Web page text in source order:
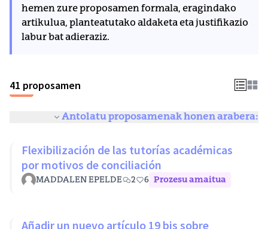
hemen zure proposamen formala, eragindako
artikulua, planteatutako aldaketa eta justifikazio
labur bat adieraziz.
41 proposamen
Antolatu proposamenak honen arabera:
Flexibilización de las tutorías académicas
por motivos de conciliación
MADDALEN EPELDE 2 6 Prozesu amaitua
Añadir un nuevo artículo 19 bis sobre